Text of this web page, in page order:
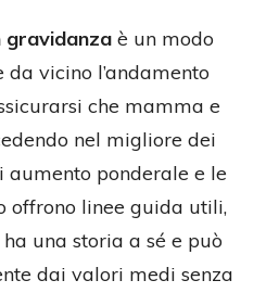
gravidanza è un modo
vicino l’andamento
che mamma e
nel migliore dei
ponderale e le
offrono linee guida utili,
una storia a sé e può
dai valori medi senza